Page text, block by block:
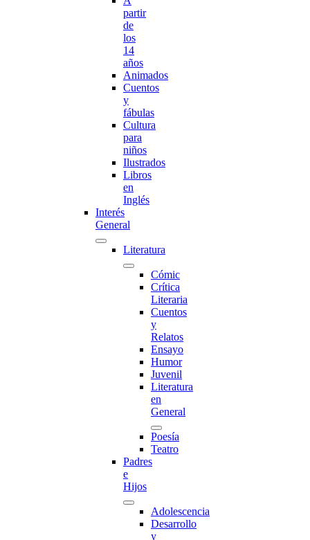
partir
de
los
14
años
Animados
Cuentos
y
fábulas
Cultura
para
niños
Ilustrados
Libros
en
Inglés
Interés
General
Literatura
Cómic
Crítica
Literaria
Cuentos
y
Relatos
Ensayo
Humor
Juvenil
Literatura
en
General
Poesía
Teatro
Padres
e
Hijos
Adolescencia
Desarrollo
y